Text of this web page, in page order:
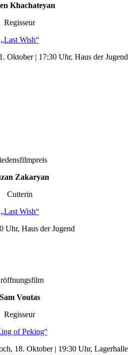
Khachateyan
Regisseur
„Last Wish“
Oktober | 17:30 Uhr, Haus der Jugend
Zakaryan
Cutterin
„Last Wish“
Uhr, Haus der Jugend
Sam Voutas
Regisseur
of Peking“
18. Oktober | 19:30 Uhr, Lagerhalle